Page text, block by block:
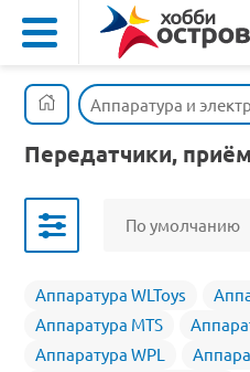
Аппаратура и
Передатчики,
По умолчанию
Аппаратура WLToys
Аппаратура MTS
Аппаратура WPL